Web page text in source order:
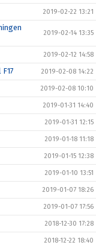
2019-02-22 13:21
2019-02-14 13:35
2019-02-12 14:58
2019-02-08 14:22
2019-02-08 10:10
2019-01-31 14:40
2019-01-31 12:15
2019-01-18 11:18
2019-01-15 12:38
2019-01-10 13:51
2019-01-07 18:26
2019-01-07 17:56
2018-12-30 17:28
2018-12-22 18:40